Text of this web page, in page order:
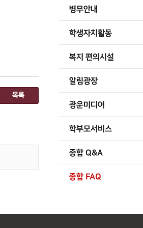
목록
병무안내
학생자치활동
복지 편의시설
알림광장
광운미디어
학부모서비스
종합 Q&A
종합 FAQ